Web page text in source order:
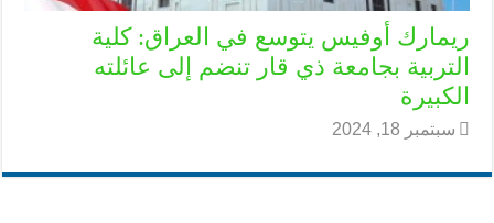
ريمارك أوفيس يتوسع في العراق: كلية
التربية بجامعة ذي قار تنضم إلى عائلته
الكبيرة
سبتمبر 18, 2024